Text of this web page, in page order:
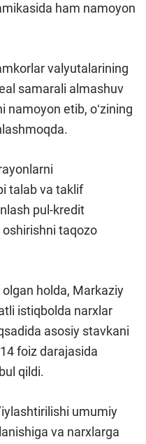
ham namoyon
valyutalarining
samarali almashuv
namoyon etib, oʻzining
talab va taklif
pul-kredit
oshirishni taqozo
holda, Markaziy
istiqbolda narxlar
asosiy stavkani
foiz darajasida
qildi.
umumiy
va narxlarga